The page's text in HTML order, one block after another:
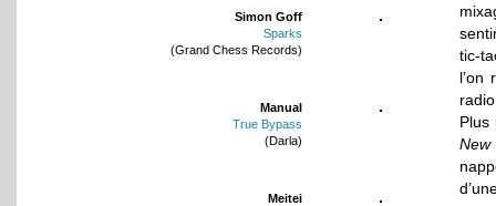
Simon Goff
Sparks
(Grand Chess Records)
Manual
True Bypass
(Darla)
Meitei
tic-
l’on
Plus
New